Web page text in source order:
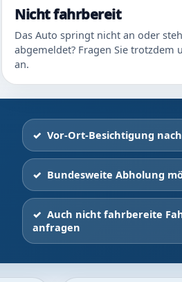
Nicht fahrbereit
Das Auto springt nicht an oder
abgemeldet? Fragen Sie trotzdem
an.
Vor-Ort-Besichtigung
Bundesweite Abholung
Auch nicht fahrbereite
anfragen